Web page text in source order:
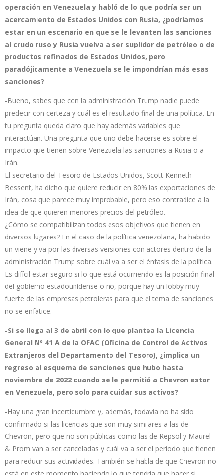
operación en Venezuela y habló de lo que podría ser un
acercamiento de Estados Unidos con Rusia, ¿podríamos
estar en un escenario en que se le levanten las sanciones
al crudo ruso y Rusia vuelva a ser suplidor de petróleo o de
productos refinados de Estados Unidos, pero
paradójicamente a Venezuela se le impondrían más esas
sanciones?
-Bueno, sabes que con la administración Trump nadie puede
predecir con certeza y cuál es el resultado final de una política. En
tu pregunta queda claro que hay además variables que
interactúan. Una pregunta que uno debe hacerse es sobre el
impacto que tienen sobre Venezuela las sanciones a Rusia o a
Irán.
El secretario del Tesoro de Estados Unidos, Scott Kenneth
Bessent, ha dicho que quiere reducir en 80% las exportaciones de
Irán, cosa que parece muy improbable, pero eso contradice a la
idea de que quieren menores precios del petróleo.
¿Cómo se compatibilizan todos esos objetivos que tienen en
diversos lugares? En el caso de la política venezolana, ha habido
un viene y va por las diversas versiones con actores dentro de la
administración Trump sobre cuál va a ser el énfasis de la política.
Es difícil estar seguro si lo que está ocurriendo es la posición final
del gobierno estadounidense o no, porque hay un lobby muy
fuerte de las empresas petroleras para que el tema de sanciones
no se enfatice.
-Si se llega al 3 de abril con lo que plantea la Licencia
General Nº 41 A de la OFAC (Oficina de Control de Activos
Extranjeros del Departamento del Tesoro), ¿implica un
regreso al esquema de sanciones que hubo hasta
noviembre de 2022 cuando se le permitió a Chevron estar
en Venezuela, pero solo para cuidar sus activos?
-Hay una gran incertidumbre y, además, todavía no ha sido
confirmado si las licencias que son muy similares a las de
Chevron, pero que no son públicas como las de Repsol y Maurel
& Prom van a ser canceladas y cuál va a ser el periodo que tienen
para reducir sus actividades. También se habla de que Chevron no